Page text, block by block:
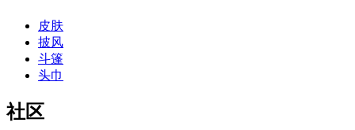
皮肤
披风
斗篷
头巾
社区